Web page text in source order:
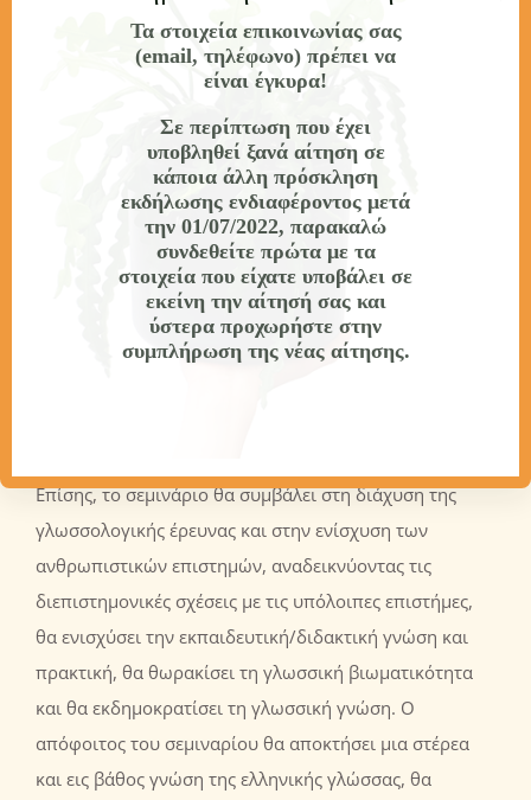
Ιστορία ελληνικής γλώσσας, (γ) Διαλεκτολογία, (δ)
Ετυμολογία, (3)Εφαρμοσμένη γλωσσολογία
δεύτερης/ξένης γλώσσας, (β) Υφογλωσσολογία και
λεξικογραφία, (γ) Ψυχογλωσσολογία,
νευρογλωσσολογία και ειδική αγωγή, (δ) Λοιποί κλάδοι
γλωσσολογίας. Με το συγκεκριμένο σεμινάριο οι
απόφοιτοι των ανθρωπιστικών επιστημών θα
επεκτείνουν τις γνώσεις τους και οι απόφοιτοι
πρακτικών επιστημών θα έρθουν σε επαφή με τους
Επίσης, το σεμινάριο θα συμβάλει στη διάχυση της
γλωσσολογικής έρευνας και στην ενίσχυση των
ανθρωπιστικών επιστημών, αναδεικνύοντας τις
διεπιστημονικές σχέσεις με τις υπόλοιπες επιστήμες,
θα ενισχύσει την εκπαιδευτική/διδακτική γνώση και
πρακτική, θα θωρακίσει τη γλωσσική βιωματικότητα
και θα εκδημοκρατίσει τη γλωσσική γνώση. Ο
απόφοιτος του σεμιναρίου θα αποκτήσει μια στέρεα
και εις βάθος γνώση της ελληνικής γλώσσας, θα
Τα στοιχεία επικοινωνίας σας
(email, τηλέφωνο) πρέπει να
είναι έγκυρα!
Σε περίπτωση που έχει
υποβληθεί ξανά αίτηση σε
κάποια άλλη πρόσκληση
εκδήλωσης ενδιαφέροντος μετά
την 01/07/2022, παρακαλώ
συνδεθείτε πρώτα με τα
στοιχεία που είχατε υποβάλει σε
εκείνη την αίτησή σας και
ύστερα προχωρήστε στην
συμπλήρωση της νέας αίτησης.